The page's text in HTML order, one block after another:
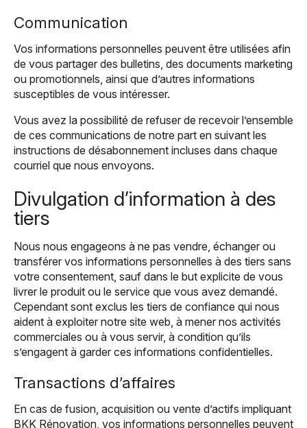
Communication
Vos informations personnelles peuvent être utilisées afin
de vous partager des bulletins, des documents marketing
ou promotionnels, ainsi que d’autres informations
susceptibles de vous intéresser.
Vous avez la possibilité de refuser de recevoir l’ensemble
de ces communications de notre part en suivant les
instructions de désabonnement incluses dans chaque
courriel que nous envoyons.
Divulgation d’information à des
tiers
Nous nous engageons à ne pas vendre, échanger ou
transférer vos informations personnelles à des tiers sans
votre consentement, sauf dans le but explicite de vous
livrer le produit ou le service que vous avez demandé.
Cependant sont exclus les tiers de confiance qui nous
aident à exploiter notre site web, à mener nos activités
commerciales ou à vous servir, à condition qu’ils
s’engagent à garder ces informations confidentielles.
Transactions d’affaires
En cas de fusion, acquisition ou vente d’actifs impliquant
BKK Rénovation, vos informations personnelles peuvent